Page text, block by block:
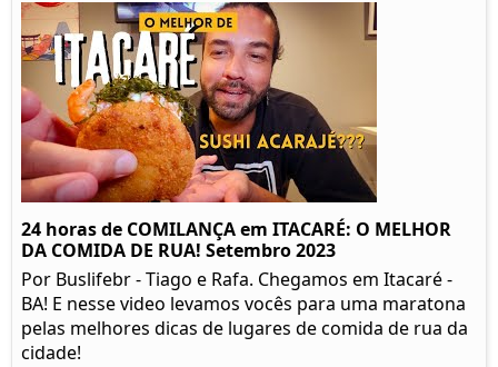
24 horas de COMILANÇA em ITACARÉ: O MELHOR
DA COMIDA DE RUA! Setembro 2023
Por Buslifebr - Tiago e Rafa. Chegamos em Itacaré -
BA! E nesse video levamos vocês para uma maratona
pelas melhores dicas de lugares de comida de rua da
cidade!